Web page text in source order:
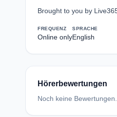
Brought to you by
FREQUENZ
Online only
SPRACHE
English
Hörerbewertungen
Noch keine